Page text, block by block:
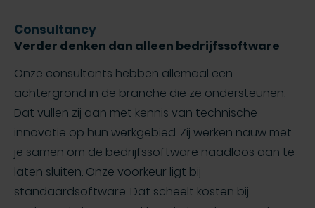
Consultancy
Verder denken dan alleen bedrijfssoftware
Onze consultants hebben allemaal een
achtergrond in de branche die ze ondersteunen.
Dat vullen zij aan met kennis van technische
innovatie op hun werkgebied. Zij werken nauw met
je samen om de bedrijfssoftware naadloos aan te
laten sluiten. Onze voorkeur ligt bij
standaardsoftware. Dat scheelt kosten bij